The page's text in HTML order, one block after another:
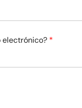
electrónico? *